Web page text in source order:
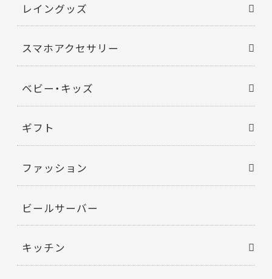
レイングッズ
スマホアクセサリー
ベビー・キッズ
ギフト
ファッション
ビールサーバー
キッチン